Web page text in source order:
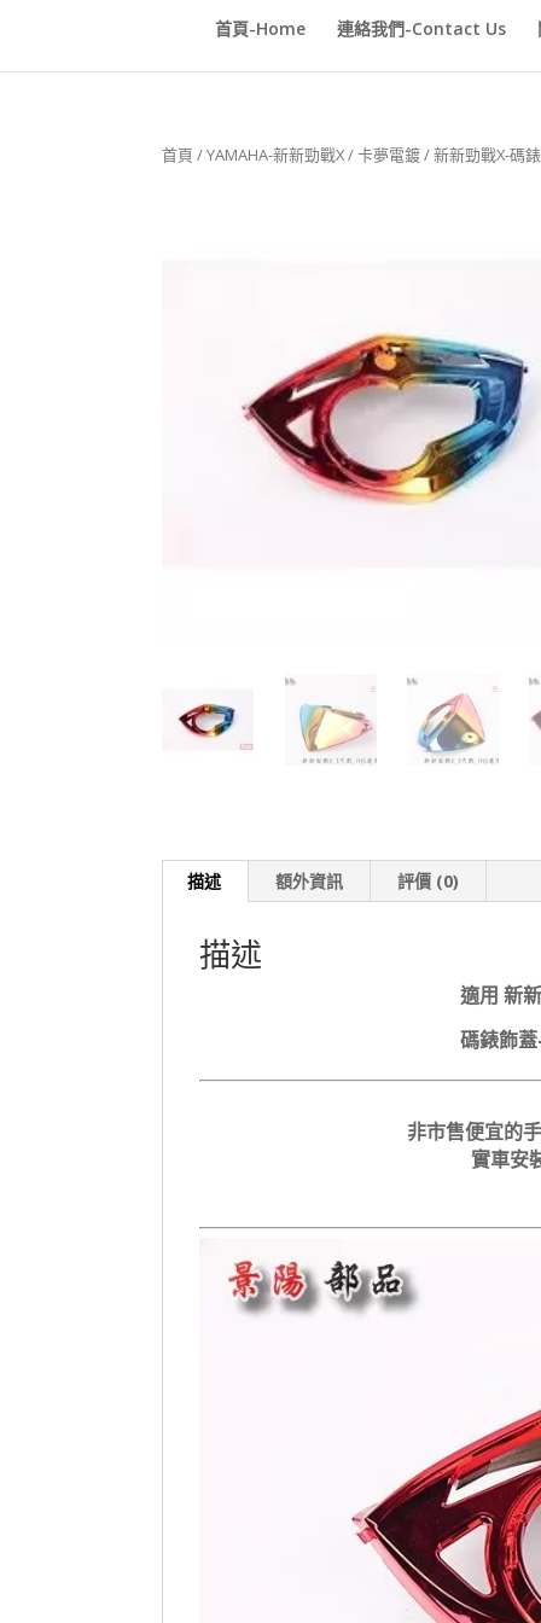
首頁-Home 連絡我們-Contact Us
首頁 /YAMAHA-新新勁戰X/卡夢電鍍/ 新新勁戰X-碼
描述 額外資訊 評價 (0)
描述
適用 新
碼錶飾
非市售便宜的
實車安